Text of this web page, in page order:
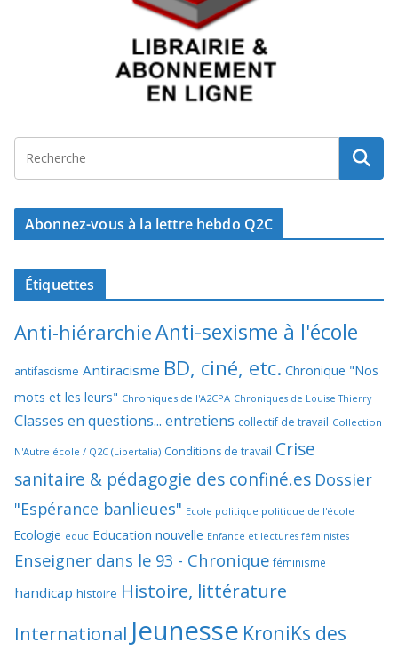
Abonnez-vous à la lettre hebdo Q2C
Étiquettes
Anti-hiérarchieAnti-sexisme à l'école
antifascisme Antiracisme BD, ciné, etc. Chronique "Nos
mots et les leurs" Chroniques de l'A2CPA Chroniques de Louise Thierry
Classes en questions... entretiens collectif de travail Collection
N'Autre école / Q2C (Libertalia) Conditions de travail Crise
sanitaire & pédagogie des confiné.es Dossier
"Espérance banlieues" Ecole politique politique de l'école
Ecologie educ Education nouvelle Enfance et lectures féministes
Enseigner dans le 93 - Chronique féminisme
handicap histoire Histoire, littérature
International Jeunesse KroniKs des